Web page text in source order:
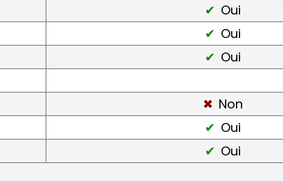
Oui
Oui
Oui
Non
Oui
Oui